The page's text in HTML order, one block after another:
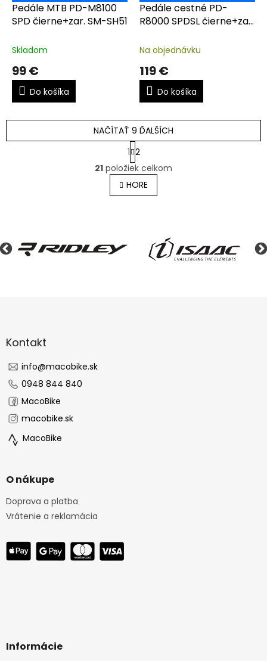
Pedále MTB PD-M8100
SPD čierne+zar. SM-SH51
Skladom
99 €
Do košíka
Pedále cestné PD-
R8000 SPDSL čierne+zar.
Na objednávku
119 €
Do košíka
O
v
l
á
NAČÍTAŤ 9 ĎALŠÍCH
S
t
r
á
n
k
1 2
21 položiek celkom
HORE
äKontakt
info@macobike.sk
0948 844 840
MacoBike
macobike.sk
MacoBike
O nákupe
Doprava a platba
Vrátenie a reklamácia
Informácie